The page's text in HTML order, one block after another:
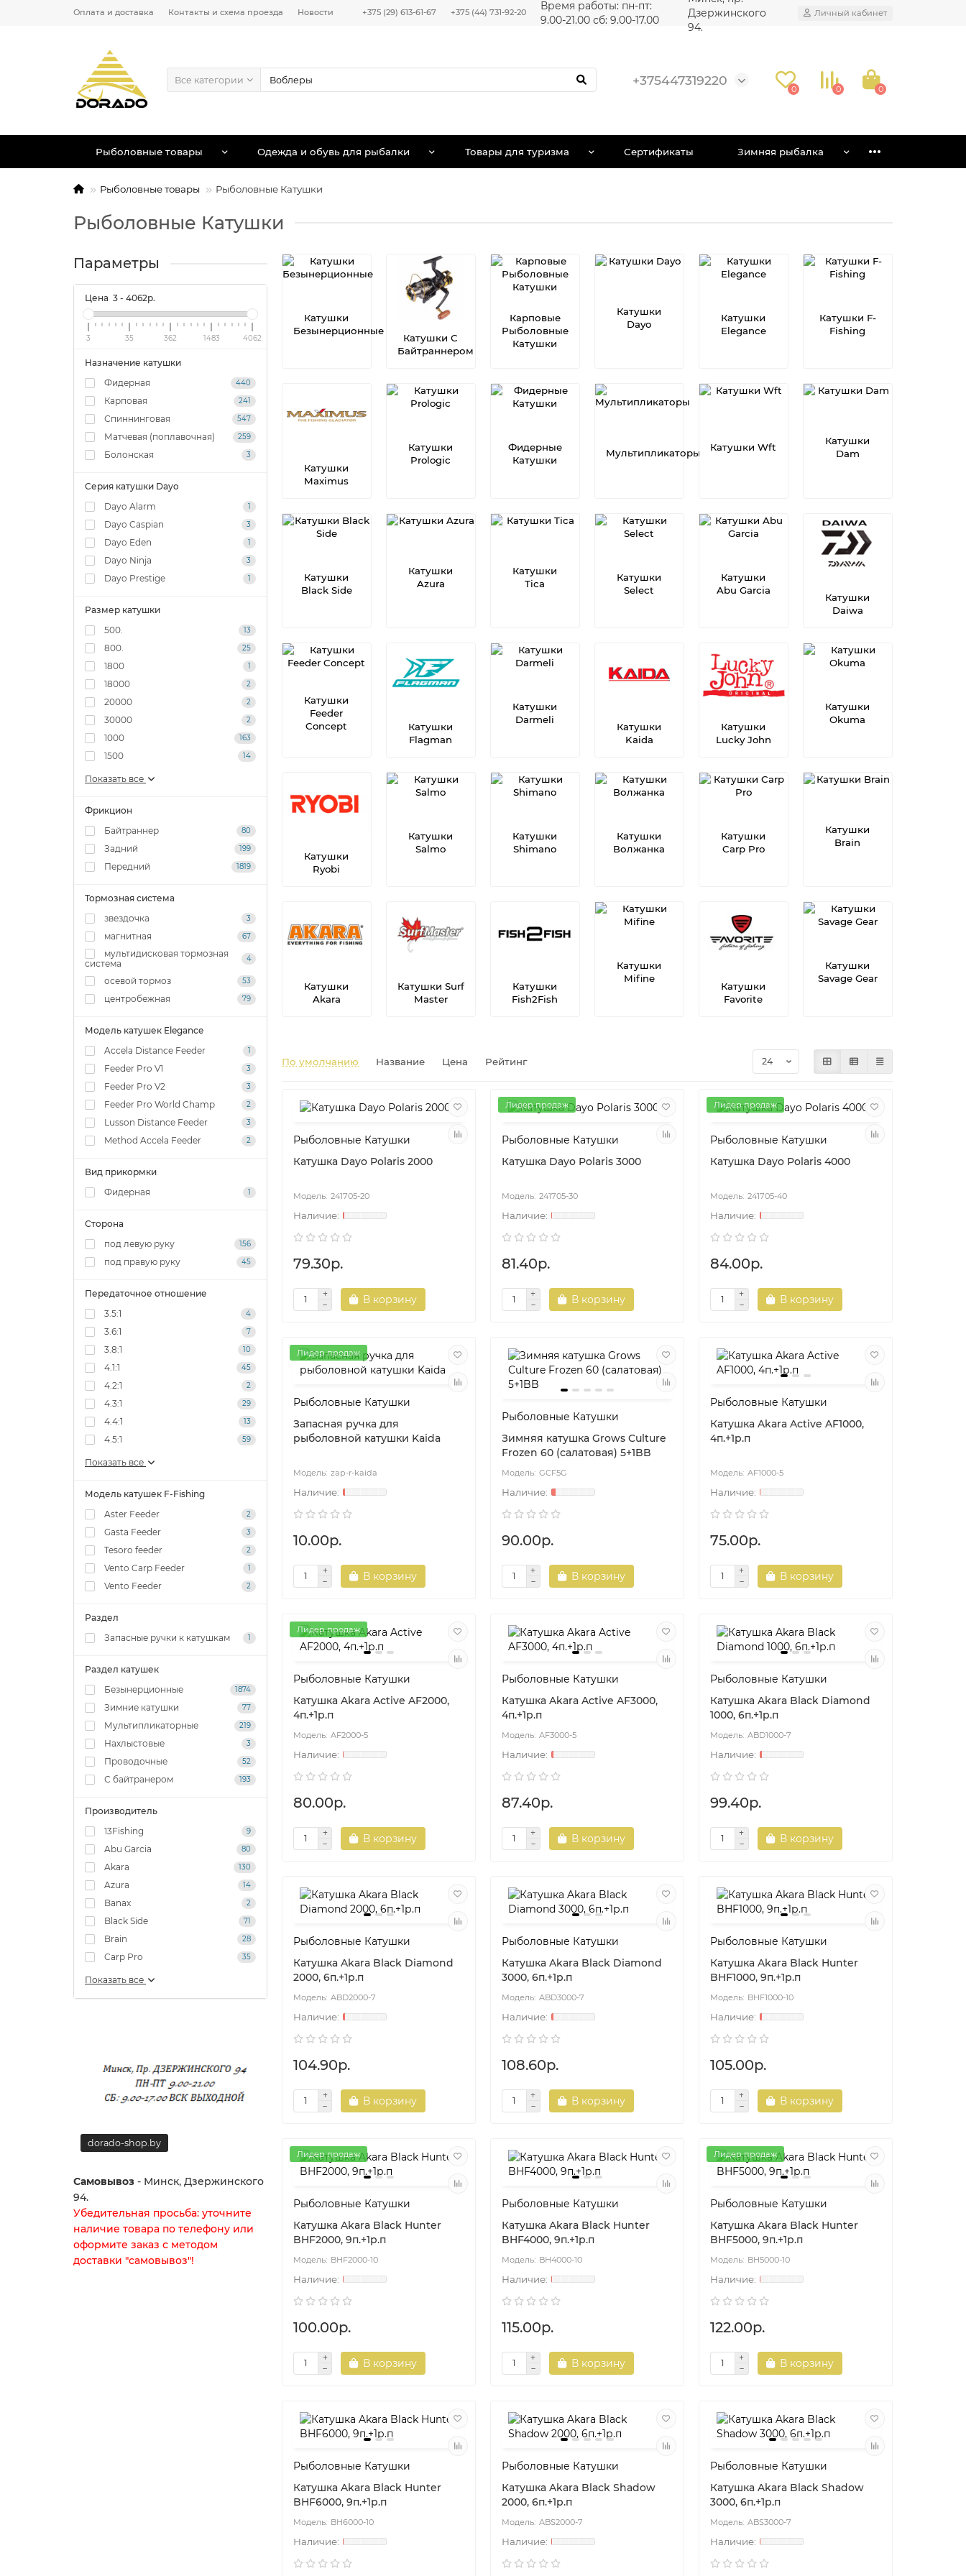
Оплата и доставка Контакты и схема проезда Новости +375 (29) 613-61-67 +375 (44) 731-92-20
Время работы: пн-пт:
9.00-21.00 сб: 9.00-17.00
Дзержинского
94.
Личный кабинет
Все категории +375447319220
0 0 0
Рыболовные товары Одежда и обувь для рыбалки Товары для туризма Сертификаты Зимняя рыбалка
Рыболовные товары Рыболовные Катушки
Рыболовные Катушки
Параметры
Цена 3 - 4062р.
3 35 362 1483 4062
Назначение катушки
Фидерная
440
Карповая 241
Спиннинговая 547
Матчевая (поплавочная) 259
Болонская 3
Серия катушки Dayo
Dayo Alarm
1
Dayo Caspian 3
Dayo Eden 1
Dayo Ninja 3
Dayo Prestige 1
Размер катушки
500.
13
800. 25
1800 1
18000 2
20000 2
30000 2
1000 163
1500 14
Показать все
Фрикцион
Байтраннер
80
Задний 199
Передний 1819
Тормозная система
звездочка
3
магнитная 67
мультидисковая тормозная
система
4
осевой тормоз 53
центробежная 79
Модель катушек Elegance
Accela Distance Feeder
1
Feeder Pro V1 3
Feeder Pro V2 3
Feeder Pro World Champ 2
Lusson Distance Feeder 3
Method Accela Feeder 2
Вид прикормки
Фидерная
1
Сторона
под левую руку
156
под правую руку 45
Передаточное отношение
3.5:1
4
3.6:1 7
3.8:1 10
4.1:1 45
4.2:1 2
4.3:1 29
4.4:1 13
4.5:1 59
Показать все
Модель катушек F-Fishing
Aster Feeder
2
Gasta Feeder 3
Tesoro feeder 2
Vento Carp Feeder 1
Vento Feeder 2
Раздел
Запасные ручки к катушкам
1
Раздел катушек
Безынерционные
1874
Зимние катушки 77
Мультипликаторные 219
Нахлыстовые 3
Проводочные 52
С байтранером 193
Производитель
13Fishing
9
Abu Garcia 80
Akara 130
Azura 14
Banax 2
Black Side 71
Brain 28
Carp Pro 35
Показать все
dorado-shop.by
Самовывоз - Минск, Дзержинского
94.
Убедительная просьба: уточните
наличие товара по телефону или
оформите заказ с методом
доставки "самовывоз"!
Катушки
Безынерционные
Катушки С
Байтраннером
Карповые
Рыболовные
Катушки
Катушки
Dayo
Катушки
Elegance
Катушки F-
Fishing
Катушки
Maximus
Катушки
Prologic
Фидерные
Катушки
Мультипликаторы Катушки Wft
Катушки
Dam
Катушки
Black Side
Катушки
Azura
Катушки
Tica
Катушки
Select
Катушки
Abu Garcia
Катушки
Daiwa
Катушки
Feeder
Concept
Катушки
Flagman
Катушки
Darmeli
Катушки
Kaida
Катушки
Lucky John
Катушки
Okuma
Катушки
Ryobi
Катушки
Salmo
Катушки
Shimano
Катушки
Волжанка
Катушки
Carp Pro
Катушки
Brain
Катушки
Akara
Катушки Surf
Master
Катушки
Fish2Fish
Катушки
Mifine
Катушки
Favorite
Катушки
Savage Gear
По умолчанию Название Цена Рейтинг
Рыболовные Катушки
Катушка Dayo Polaris 2000
241705-20
79.30р.
В корзину
Лидер продаж
Рыболовные Катушки
Катушка Dayo Polaris 3000
241705-30
81.40р.
В корзину
Лидер продаж
Рыболовные Катушки
Катушка Dayo Polaris 4000
241705-40
84.00р.
В корзину
Лидер продаж
Рыболовные Катушки
Запасная ручка для
рыболовной катушки Kaida
zap-r-kaida
10.00р.
В корзину
Рыболовные Катушки
Зимняя катушка Grows Culture
Frozen 60 (салатовая) 5+1BB
GCF5G
90.00р.
В корзину
Рыболовные Катушки
Катушка Akara Active AF1000,
4п.+1р.п
AF1000-5
75.00р.
В корзину
Лидер продаж
Рыболовные Катушки
Катушка Akara Active AF2000,
4п.+1р.п
AF2000-5
80.00р.
В корзину
Рыболовные Катушки
Катушка Akara Active AF3000,
4п.+1р.п
AF3000-5
87.40р.
В корзину
Рыболовные Катушки
Катушка Akara Black Diamond
1000, 6п.+1р.п
ABD1000-7
99.40р.
В корзину
Рыболовные Катушки
Катушка Akara Black Diamond
2000, 6п.+1р.п
ABD2000-7
104.90р.
В корзину
Рыболовные Катушки
Катушка Akara Black Diamond
3000, 6п.+1р.п
ABD3000-7
108.60р.
В корзину
Рыболовные Катушки
Катушка Akara Black Hunter
BHF1000, 9п.+1р.п
BHF1000-10
105.00р.
В корзину
Лидер продаж
Рыболовные Катушки
Катушка Akara Black Hunter
BHF2000, 9п.+1р.п
BHF2000-10
100.00р.
В корзину
Рыболовные Катушки
Катушка Akara Black Hunter
BHF4000, 9п.+1р.п
BH4000-10
115.00р.
В корзину
Лидер продаж
Рыболовные Катушки
Катушка Akara Black Hunter
BHF5000, 9п.+1р.п
BH5000-10
122.00р.
В корзину
Рыболовные Катушки
Катушка Akara Black Hunter
BHF6000, 9п.+1р.п
BH6000-10
Рыболовные Катушки
Катушка Akara Black Shadow
2000, 6п.+1р.п
ABS2000-7
Рыболовные Катушки
Катушка Akara Black Shadow
3000, 6п.+1р.п
ABS3000-7